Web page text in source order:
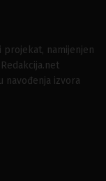
projekat, namijenjen
navođenja izvora